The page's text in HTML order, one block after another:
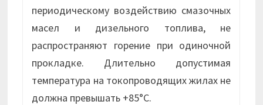
периодическому воздействию смазочных
масел и дизельного топлива, не
распространяют горение при одиночной
прокладке. Длительно допустимая
температура на токопроводящих жилах не
должна превышать +85°С.